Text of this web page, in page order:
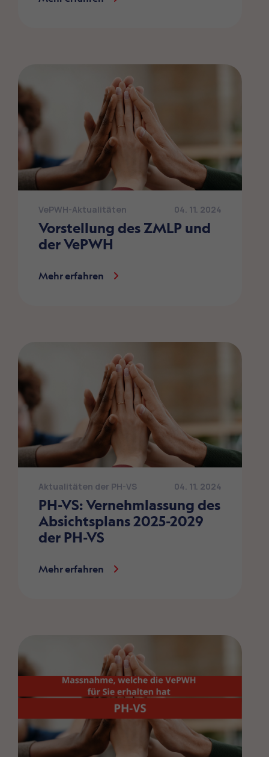
VePWH-Aktualitäten 04. 11. 2024
Vorstellung des ZMLP und
der VePWH
Mehr erfahren
Aktualitäten der PH-VS 04. 11. 2024
PH-VS: Vernehmlassung des
Absichtsplans 2025-2029
der PH-VS
Mehr erfahren